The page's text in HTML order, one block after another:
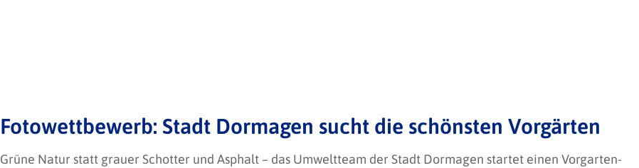
Fotowettbewerb: Stadt Dormagen sucht die schönsten Vorgärten
Grüne Natur statt grauer Schotter und Asphalt – das Umweltteam der Stadt Dormagen startet einen Vorgarten-